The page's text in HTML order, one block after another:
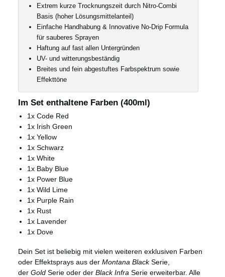
Extrem kurze Trocknungszeit durch Nitro-Combi
Basis (hoher Lösungsmittelanteil)
Einfache Handhabung & Innovative No-Drip Formula
für sauberes Sprayen
Haftung auf fast allen Untergründen
UV- und witterungsbeständig
Breites und fein abgestuftes Farbspektrum sowie
Effekttöne
Im Set enthaltene Farben (400ml)
1x Code Red
1x Irish Green
1x Yellow
1x Schwarz
1x White
1x Baby Blue
1x Power Blue
1x Wild Lime
1x Purple Rain
1x Rust
1x Lavender
1x Dove
Dein Set ist beliebig mit vielen weiteren exklusiven Farben
oder Effektsprays aus der Montana Black Serie,
der Gold Serie oder der Black Infra Serie erweiterbar. Alle